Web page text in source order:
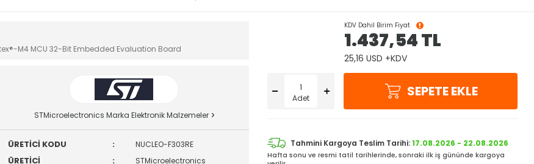
M4 MCU 32-Bit Embedded Evaluation Board
STMicroelectronics Marka Elektronik Malzemeler
ÜRETİCİ KODU : NUCLEO-F303RE
ÜRETİCİ : STMicroelectronics
KDV Dahil Birim Fiyat
1.437,54TL
25,16 USD +KDV
Adet SEPETE EKLE
Tahmini Kargoya Teslim Tarihi:17.08.2026 - 22.08.2026
Hafta sonu ve resmi tatil tarihlerinde, sonraki ilk iş gününde kargoya